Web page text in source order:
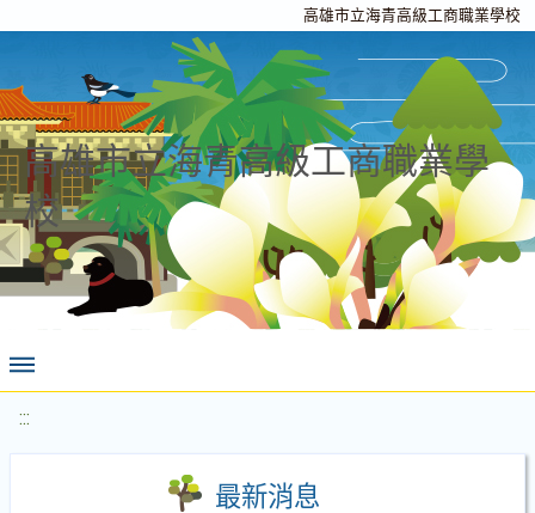
高雄市立海青高級工商職業學校
高雄市立海青高級工商職業學
校
:::
最新消息